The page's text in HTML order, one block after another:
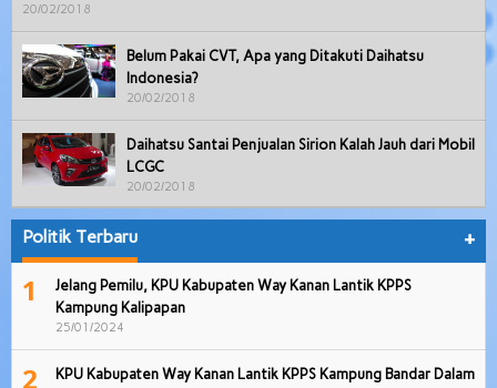
20/02/2018
Belum Pakai CVT, Apa yang Ditakuti Daihatsu
Indonesia?
20/02/2018
Daihatsu Santai Penjualan Sirion Kalah Jauh dari Mobil
LCGC
20/02/2018
Politik Terbaru +
1
Jelang Pemilu, KPU Kabupaten Way Kanan Lantik KPPS
Kampung Kalipapan
25/01/2024
2 KPU Kabupaten Way Kanan Lantik KPPS Kampung Bandar Dalam